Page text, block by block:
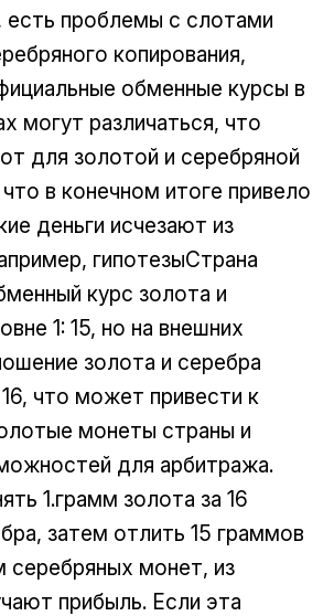
есть проблемы с слотами
копирования,
обменные курсы в
могут различаться, что
для золотой и серебряной
в конечном итоге привело
деньги исчезают из
гипотезыСтрана
курс золота и
1: 15, но на внешних
золота и серебра
что может привести к
монеты страны и
для арбитража.
1.грамм золота за 16
затем отлить 15 граммов
серебряных монет, из
прибыль. Если эта